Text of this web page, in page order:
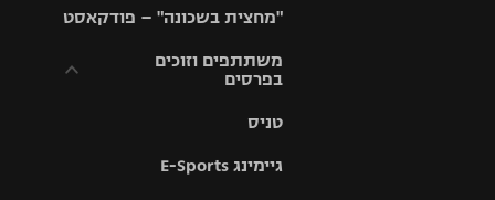
"מחצית בשכונה" – פודקאסט
משתתפים וזוכים
בפרסים
וזוכים בפרסים
טניס
גיימינג E-Sports